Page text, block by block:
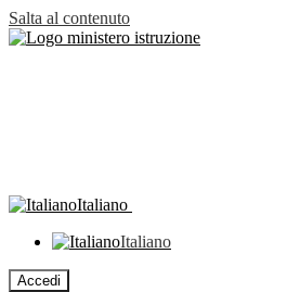
Salta al contenuto
Italiano
Italiano
Accedi